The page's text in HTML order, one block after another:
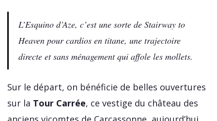
L’Esquino d’Aze, c’est une sorte de Stairway to
Heaven pour cardios en titane, une trajectoire
directe et sans ménagement qui affole les mollets.
Sur le départ, on bénéficie de belles ouvertures
sur la Tour Carrée, ce vestige du château des